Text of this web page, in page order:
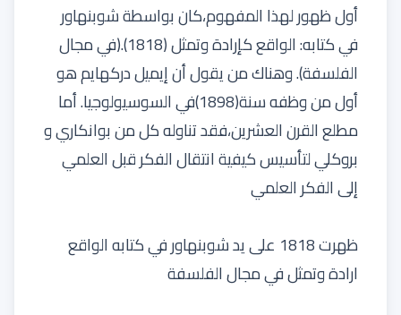
أول ظهور لهذا المفهوم،كان بواسطة شوبنهاور
في كتابه: الواقع كإرادة وتمثل (1818).(في مجال
الفلسفة). وهناك من يقول أن إيميل دركهايم هو
أول من وظفه سنة(1898)في السوسيولوجيا. أما
مطلع القرن العشرين،فقد تناوله كل من بوانكاري و
بروكلي لتأسيس كيفية انتقال الفكر قبل العلمي
إلى الفكر العلمي
ظهرت 1818 على يد شوبنهاور في كتابه الواقع
ارادة وتمثل في مجال الفلسفة